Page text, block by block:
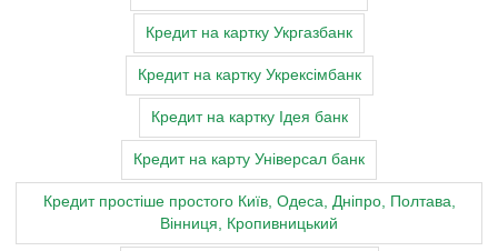
Кредит на картку Укргазбанк
Кредит на картку Укрексімбанк
Кредит на картку Ідея банк
Кредит на карту Універсал банк
Кредит простіше простого Київ, Одеса, Дніпро, Полтава,
Вінниця, Кропивницький